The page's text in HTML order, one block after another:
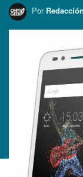
Por